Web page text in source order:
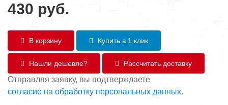
430 руб.
В корзину Купить в 1 клик
Нашли дешевле? Рассчитать доставку
Отправляя заявку, вы подтверждаете
согласие на обработку персональных данных.